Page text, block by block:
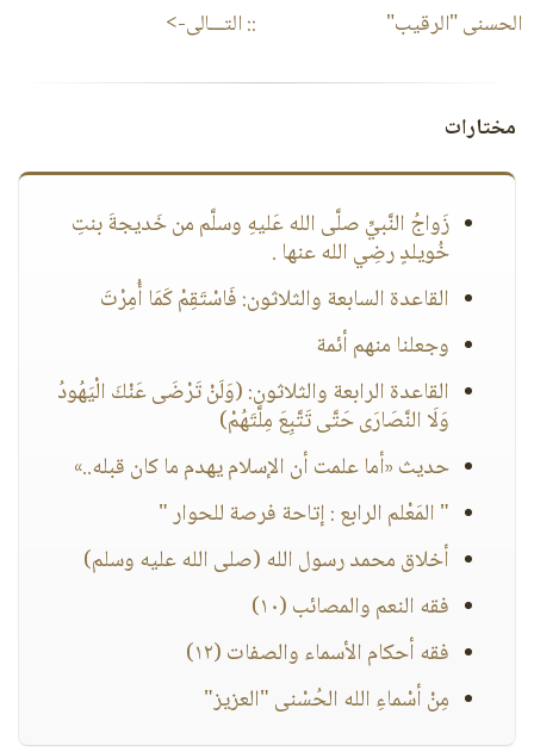
الحسنى "الرقيب"
:: التـــالى->
مختارات
زَواجُ النَّبيِّ صلَّى الله عَليهِ وسلَّم من خَديجةَ بنتِ
خُويلدٍ رضِي الله عنها .
القاعدة السابعة والثلاثون: فَاسْتَقِمْ كَمَا أُمِرْتَ
وجعلنا منهم أئمة
القاعدة الرابعة والثلاثون: (وَلَنْ تَرْضَى عَنْكَ الْيَهُودُ
وَلَا النَّصَارَى حَتَّى تَتَّبِعَ مِلَّتَهُمْ)
حديث «أما علمت أن الإسلام يهدم ما كان قبله..»
" المَعْلم الرابع : إتاحة فرصة للحوار "
أخلاق محمد رسول الله (صلى الله عليه وسلم)
فقه النعم والمصائب (١٠)
فقه أحكام الأسماء والصفات (١٢)
مِنْ أسْماءِ الله الحُسْنى "العزيز"